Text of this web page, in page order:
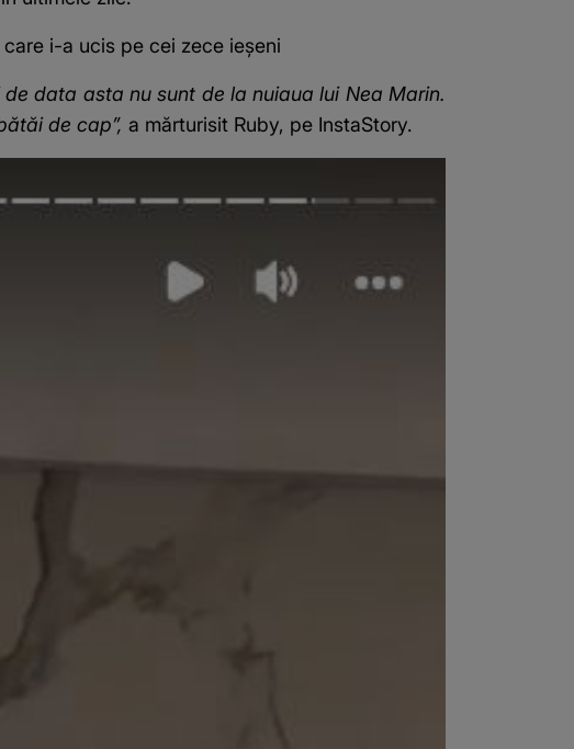
i-a ucis pe cei zece ieșeni
data asta nu sunt de la nuiaua lui Nea Marin.
de cap”, a mărturisit Ruby, pe InstaStory.